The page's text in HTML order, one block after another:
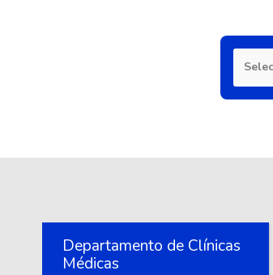
Departamento de Clínicas
Médicas